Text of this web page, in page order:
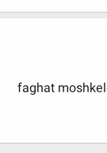
faghat